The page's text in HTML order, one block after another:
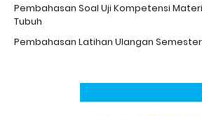
Pembahasan Soal Uji Kompetensi
Tubuh
Pembahasan Latihan Ulangan